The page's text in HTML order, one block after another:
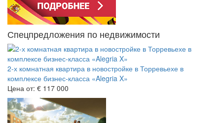
Спецпредложения по недвижимости
2-х комнатная квартира в новостройке в Торревьехе в
комплексе бизнес-класса «Alegria X»
Цена от: € 117 000